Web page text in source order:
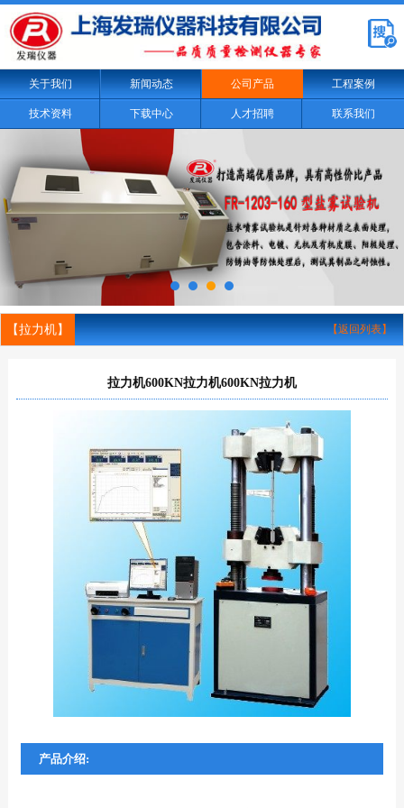
关于我们 新闻动态 公司产品 工程案例
技术资料 下载中心 人才招聘 联系我们
【拉力机】 【返回列表】
拉力机600KN拉力机600KN拉力机
产品介绍: